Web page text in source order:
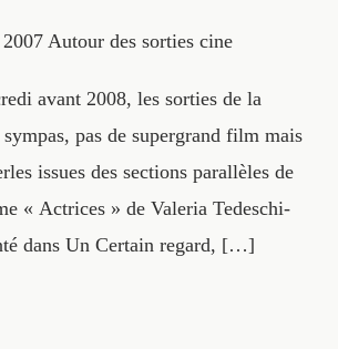
Autour des sorties cine
avant 2008, les sorties de la
sympas, pas de supergrand film mais
issues des sections parallèles de
« Actrices » de Valeria Tedeschi-
dans Un Certain regard, […]